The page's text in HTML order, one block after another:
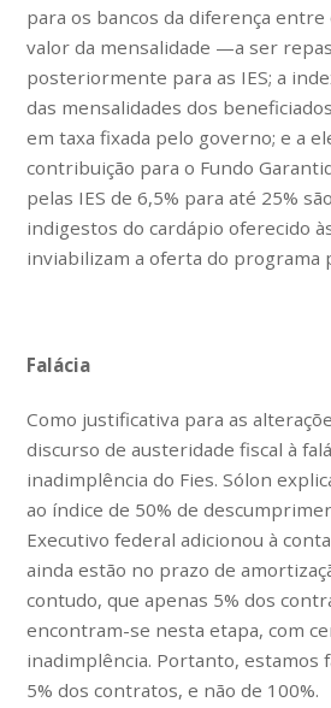
para os bancos da diferença entre
valor da mensalidade —a ser
posteriormente para as IES; a
das mensalidades dos
em taxa fixada pelo governo; e a
contribuição para o Fundo
pelas IES de 6,5% para até 25%
indigestos do cardápio oferecido
inviabilizam a oferta do programa
Falácia
Como justificativa para as
discurso de austeridade fiscal à
inadimplência do Fies. Sólon
ao índice de 50% de
Executivo federal adicionou à
ainda estão no prazo de
contudo, que apenas 5% dos
encontram-se nesta etapa, com
inadimplência. Portanto, estamos
5% dos contratos, e não de 100%.